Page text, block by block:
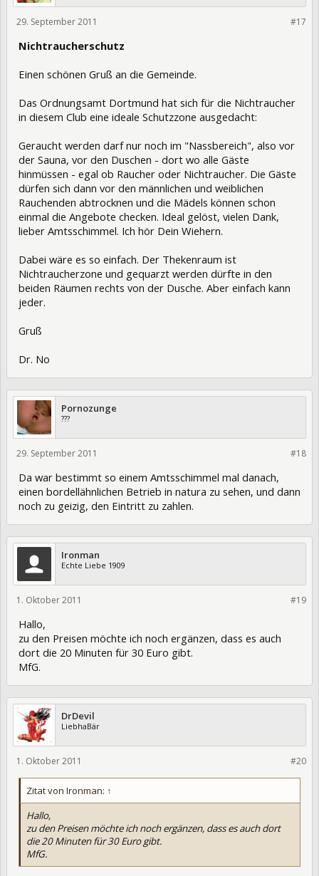
#17
29. September 2011
Nichtraucherschutz
Einen schönen Gruß an die Gemeinde.
Das Ordnungsamt Dortmund hat sich für die Nichtraucher
in diesem Club eine ideale Schutzzone ausgedacht:
Geraucht werden darf nur noch im "Nassbereich", also vor
der Sauna, vor den Duschen - dort wo alle Gäste
hinmüssen - egal ob Raucher oder Nichtraucher. Die Gäste
dürfen sich dann vor den männlichen und weiblichen
Rauchenden abtrocknen und die Mädels können schon
einmal die Angebote checken. Ideal gelöst, vielen Dank,
lieber Amtsschimmel. Ich hör Dein Wiehern.
Dabei wäre es so einfach. Der Thekenraum ist
Nichtraucherzone und gequarzt werden dürfte in den
beiden Räumen rechts von der Dusche. Aber einfach kann
jeder.
Gruß
Dr. No
Pornozunge
???
#18
29. September 2011
Da war bestimmt so einem Amtsschimmel mal danach,
einen bordellähnlichen Betrieb in natura zu sehen, und dann
noch zu geizig, den Eintritt zu zahlen.
Ironman
Echte Liebe 1909
#19
1. Oktober 2011
Hallo,
zu den Preisen möchte ich noch ergänzen, dass es auch
dort die 20 Minuten für 30 Euro gibt.
MfG.
DrDevil
LiebhaBär
#20
1. Oktober 2011
Zitat von Ironman: ↑
Hallo,
zu den Preisen möchte ich noch ergänzen, dass es auch dort
die 20 Minuten für 30 Euro gibt.
MfG.